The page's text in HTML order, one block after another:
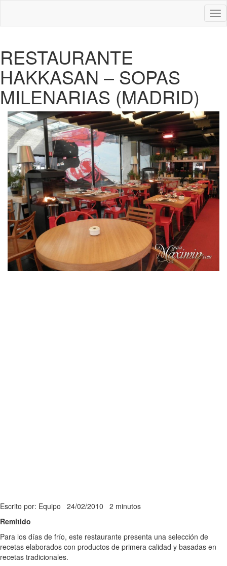
RESTAURANTE
HAKKASAN – SOPAS
MILENARIAS (MADRID)
Escrito por: Equipo 24/02/2010 2 minutos
Remitido
Para los días de frío, este restaurante presenta una selección de
recetas elaborados con productos de primera calidad y basadas en
recetas tradicionales.